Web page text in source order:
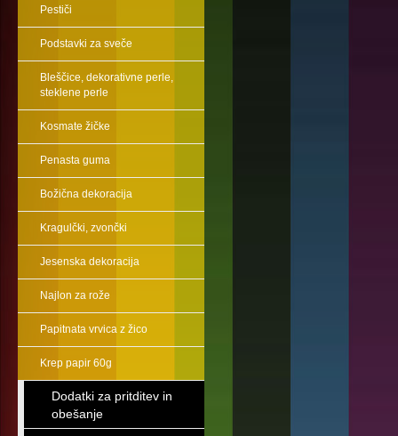
Pestiči
Podstavki za sveče
Bleščice, dekorativne perle,
steklene perle
Kosmate žičke
Penasta guma
Božična dekoracija
Kragulčki, zvončki
Jesenska dekoracija
Najlon za rože
Papitnata vrvica z žico
Krep papir 60g
Dodatki za pritditev in
obešanje